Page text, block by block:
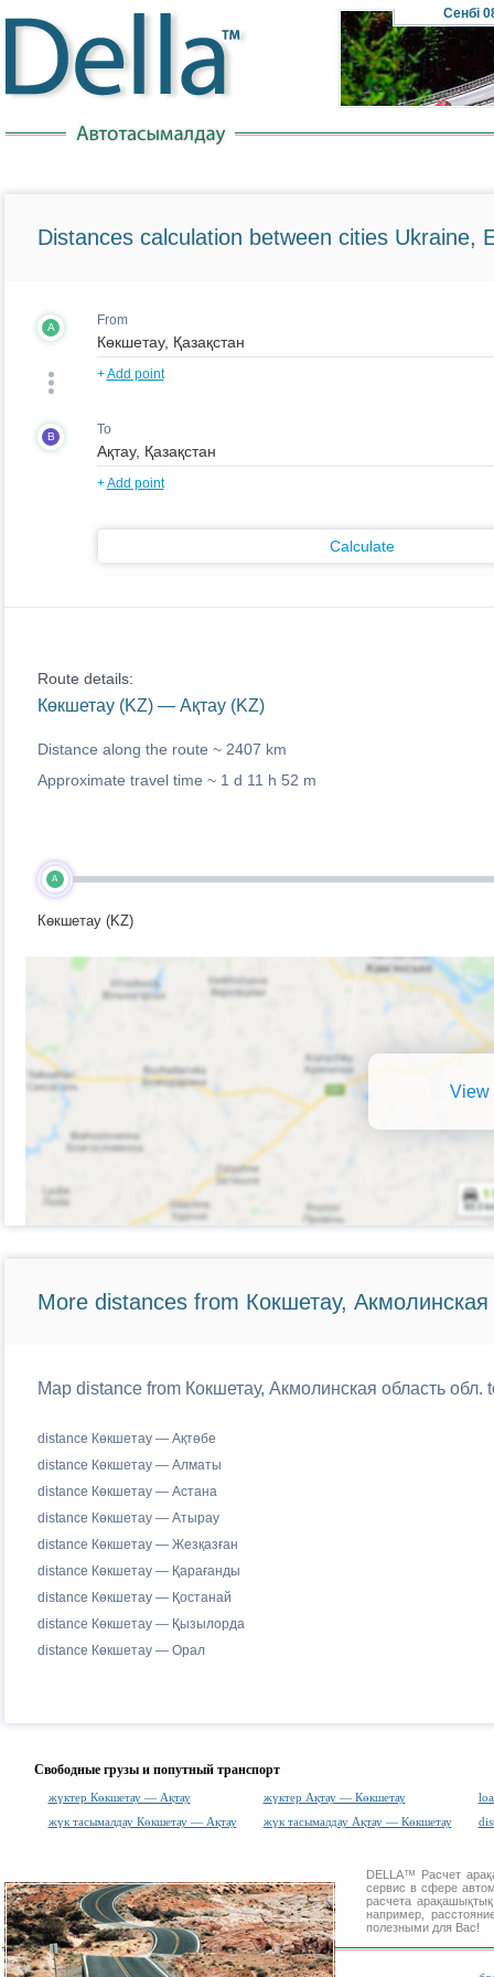
Сенбі
Distances calculation between cities Ukraine,
A From
+Add point
B To
+Add point
Calculate
Route details:
Көкшетау (KZ) — Ақтау (KZ)
Distance along the route ~ 2407 km
Approximate travel time ~ 1 d 11 h 52 m
A
Көкшетау (KZ)
View
More distances from Кокшетау, Акмолинская
Map distance from Кокшетау, Акмолинская область обл.
distance Көкшетау — Ақтөбе
distance Көкшетау — Алматы
distance Көкшетау — Астана
distance Көкшетау — Атырау
distance Көкшетау — Жезқазған
distance Көкшетау — Қарағанды
distance Көкшетау — Қостанай
distance Көкшетау — Қызылорда
distance Көкшетау — Орал
Свободные грузы и попутный транспорт
жүктер Көкшетау — Ақтау жүктер Ақтау — Көкшетау
жүк тасымалдау Көкшетау — Ақтау
жүк тасымалдау Ақтау — Көкшетау
DELLA™ Расчет
сервис в сфере
расчета
например,
полезными для Вас!